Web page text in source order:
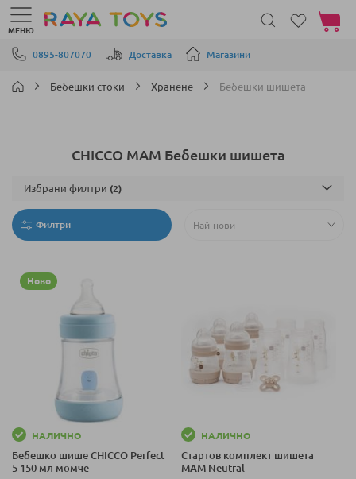
Прескачане към съдържанието
0895-807070 Доставка Магазини
МЕНЮ
Моята
Бебешки стоки Хранене Бебешки шишета
CHICCO MAM Бебешки шишета
Филтри
Ново
НАЛИЧНО
Бебешко шише CHICCO Perfect
5 150 мл момче
НАЛИЧНО
Стартов комплект шишета
MAM Neutral
Избрани филтри